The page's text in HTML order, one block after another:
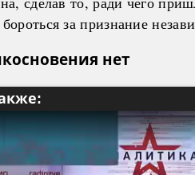
за признание
нет